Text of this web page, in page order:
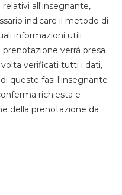
all'insegnante,
indicare il metodo di
informazioni utili
verrà presa
volta verificati tutti i dati,
queste fasi l'insegnante
richiesta e
della prenotazione da